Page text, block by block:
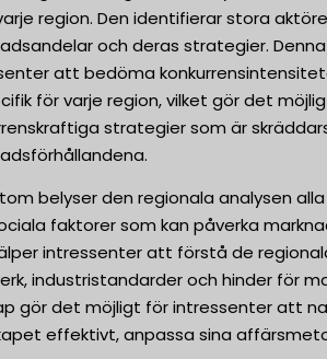
region. Den identifierar stora
och deras strategier.
att bedöma
för varje region, vilket gör det
strategier som är
belyser den regionala analysen
faktorer som kan påverka
intressenter att förstå de
industristandarder och hinder för
gör det möjligt för intressenter att
effektivt, anpassa sina